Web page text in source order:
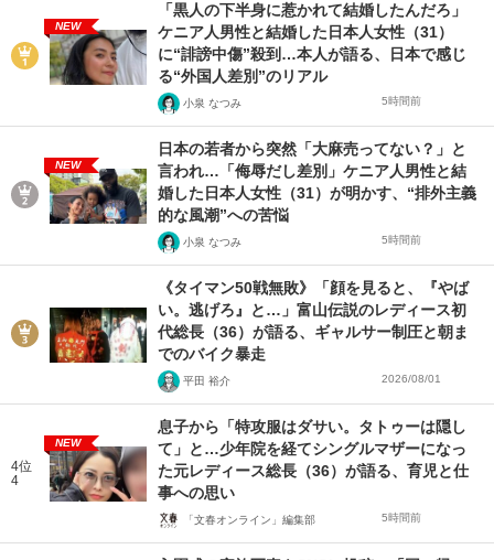
NEW
「黒人の下半身に惹かれて結婚したんだろ」
ケニア人男性と結婚した日本人女性（31）
に“誹謗中傷”殺到…本人が語る、日本で感じ
る“外国人差別”のリアル
小泉 なつみ 5時間前
NEW
日本の若者から突然「大麻売ってない？」と
言われ…「侮辱だし差別」ケニア人男性と結
婚した日本人女性（31）が明かす、“排外主義
的な風潮”への苦悩
小泉 なつみ 5時間前
《タイマン50戦無敗》「顔を見ると、『やば
い。逃げろ』と…」富山伝説のレディース初
代総長（36）が語る、ギャルサー制圧と朝ま
でのバイク暴走
平田 裕介 2026/08/01
4位
4
NEW
息子から「特攻服はダサい。タトゥーは隠し
て」と…少年院を経てシングルマザーになっ
た元レディース総長（36）が語る、育児と仕
事への思い
「文春オンライン」編集部 5時間前